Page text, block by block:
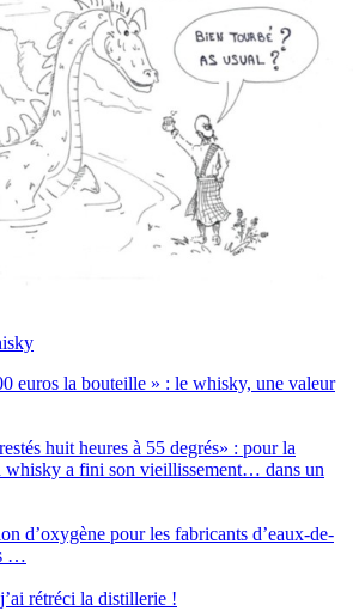
euros la bouteille » : le whisky, une valeur
huit heures à 55 degrés» : pour la
whisky a fini son vieillissement… dans un
d’oxygène pour les fabricants d’eaux-de-
…
rétréci la distillerie !